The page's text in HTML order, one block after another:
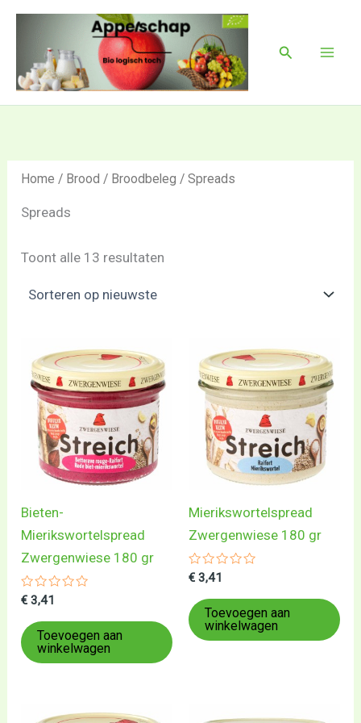
inhoud
Zoeken
Home / Brood / Broodbeleg / Spreads
Spreads
Toont alle 13 resultaten
op
nieuwste
Bieten-
Mierikswortelspread
Zwergenwiese 180 gr
Gewaardeerd
uit
5
€ 3,41
Toevoegen aan
winkelwagen
Mierikswortelspread
Zwergenwiese 180 gr
Gewaardeerd
uit
5
€ 3,41
Toevoegen aan
winkelwagen